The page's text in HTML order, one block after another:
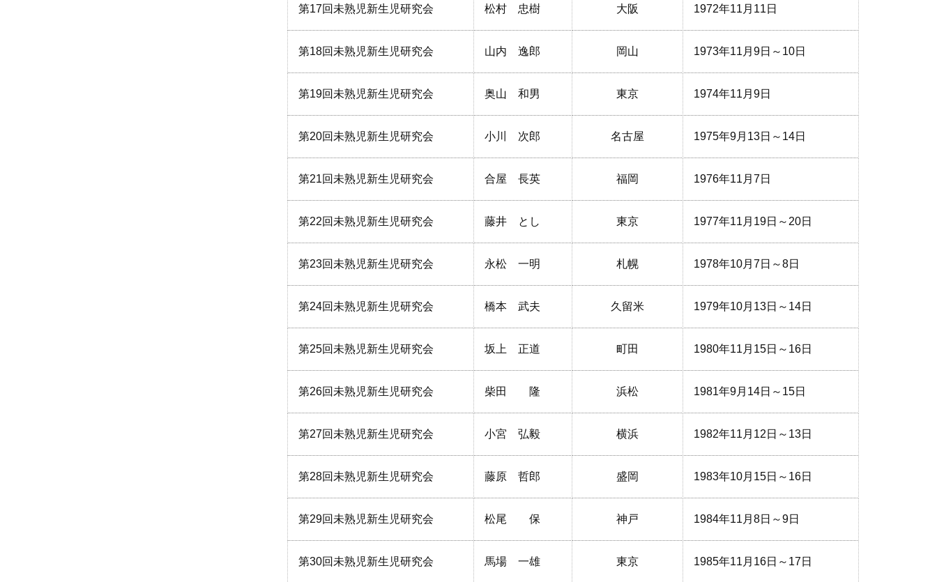
第17回未熟児新生児研究会 松村 忠樹 大阪 1972年11月11日
第18回未熟児新生児研究会 山内 逸郎 岡山 1973年11月9日～10日
第19回未熟児新生児研究会 奥山 和男 東京 1974年11月9日
第20回未熟児新生児研究会 小川 次郎 名古屋 1975年9月13日～14日
第21回未熟児新生児研究会 合屋 長英 福岡 1976年11月7日
第22回未熟児新生児研究会 藤井 とし 東京 1977年11月19日～20日
第23回未熟児新生児研究会 永松 一明 札幌 1978年10月7日～8日
第24回未熟児新生児研究会 橋本 武夫 久留米 1979年10月13日～14日
第25回未熟児新生児研究会 坂上 正道 町田 1980年11月15日～16日
第26回未熟児新生児研究会 柴田 隆 浜松 1981年9月14日～15日
第27回未熟児新生児研究会 小宮 弘毅 横浜 1982年11月12日～13日
第28回未熟児新生児研究会 藤原 哲郎 盛岡 1983年10月15日～16日
第29回未熟児新生児研究会 松尾 保 神戸 1984年11月8日～9日
第30回未熟児新生児研究会 馬場 一雄 東京 1985年11月16日～17日